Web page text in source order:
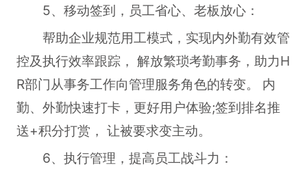
5、移动签到，员工省心、老板放心：
帮助企业规范用工模式，实现内外勤有效管
控及执行效率跟踪， 解放繁琐考勤事务，助力H
R部门从事务工作向管理服务角色的转变。 内
勤、外勤快速打卡，更好用户体验;签到排名推
送+积分打赏， 让被要求变主动。
6、执行管理，提高员工战斗力：